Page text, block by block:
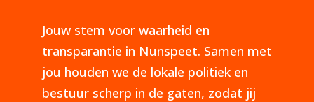
Jouw stem voor waarheid en
transparantie in Nunspeet. Samen met
jou houden we de lokale politiek en
bestuur scherp in de gaten, zodat jij